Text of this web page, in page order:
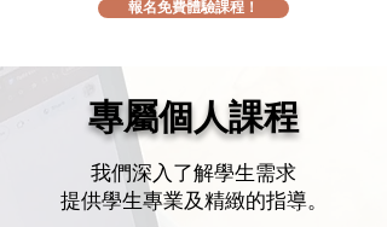
報名免費體驗課程！
專屬個人課程
我們深入了解學生需求
提供學生專業及精緻的指導。